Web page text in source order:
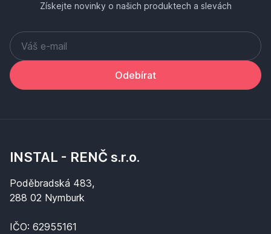
Získejte novinky o našich produktech a slevách
Odebírat
INSTAL - RENČ s.r.o.
Poděbradská 483,
288 02 Nymburk
IČO: 62955161